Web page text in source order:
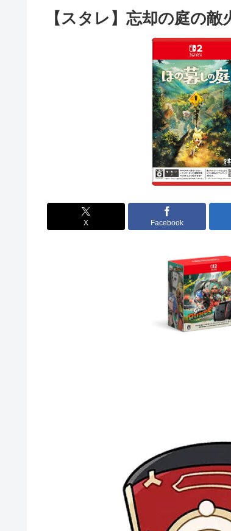
【スタレ】忘却の庭の敵
X Facebook